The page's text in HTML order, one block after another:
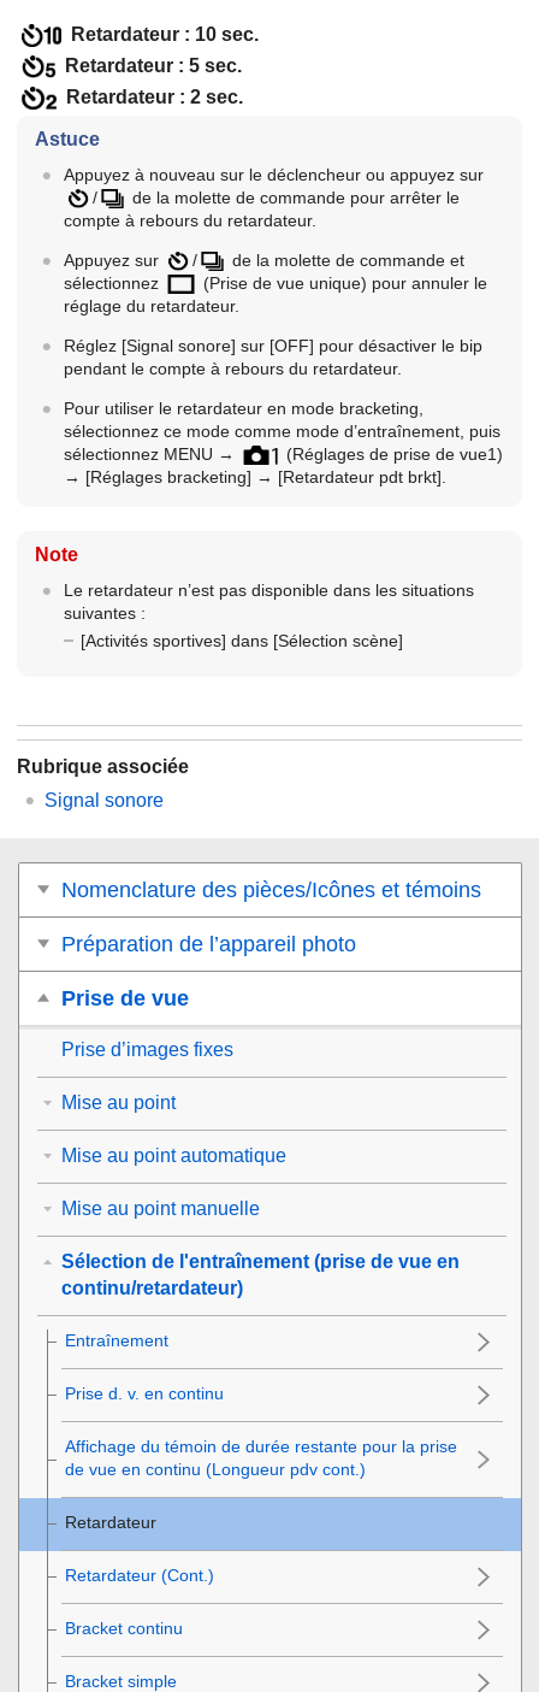
Retardateur : 10 sec.
Retardateur : 5 sec.
Retardateur : 2 sec.
Astuce
Appuyez à nouveau sur le déclencheur ou appuyez sur
/
de la molette de commande pour arrêter le
compte à rebours du retardateur.
Appuyez sur /
de la molette de commande et
sélectionnez
(Prise de vue unique) pour annuler le
réglage du retardateur.
Réglez [Signal sonore] sur [OFF] pour désactiver le bip
pendant le compte à rebours du retardateur.
Pour utiliser le retardateur en mode bracketing,
sélectionnez ce mode comme mode d’entraînement, puis
sélectionnez MENU →
(Réglages de prise de vue1)
→ [Réglages bracketing] → [Retardateur pdt brkt]
Note
Le retardateur n’est pas disponible dans les situations
suivantes :
[Activités sportives] dans [Sélection scène]
Rubrique associée
Signal sonore
Nomenclature des pièces/Icônes et témoins
Préparation de l’appareil photo
Prise de vue
Prise d’images fixes
Mise au point
Mise au point automatique
Mise au point manuelle
Sélection de l'entraînement (prise de vue en
continu/retardateur)
Entraînement
Prise d. v. en continu
Affichage du témoin de durée restante pour la prise
de vue en continu (Longueur pdv cont.)
Retardateur
Retardateur (Cont.)
Bracket continu
Bracket simple